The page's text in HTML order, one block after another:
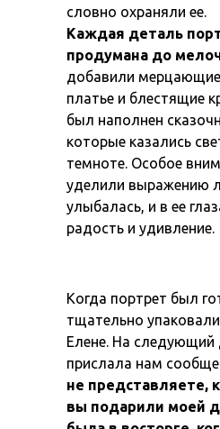
Когда портрет был
тщательно
Елене. На следующий
прислала нам
не представляете,
вы подарили моей
словно охраняли ее.
Каждая деталь
продумана до
добавили
платье и блестящие
был наполнен
которые казались
темноте. Особое
уделили выражению
улыбалась, и в ее
радость и удивление.